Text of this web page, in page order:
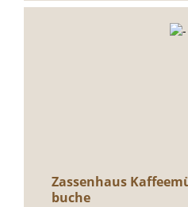
Zassenhaus
buche